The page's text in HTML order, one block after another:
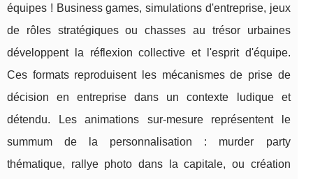
équipes ! Business games, simulations d'entreprise, jeux
de rôles stratégiques ou chasses au trésor urbaines
développent la réflexion collective et l'esprit d'équipe.
Ces formats reproduisent les mécanismes de prise de
décision en entreprise dans un contexte ludique et
détendu. Les animations sur-mesure représentent le
summum de la personnalisation : murder party
thématique, rallye photo dans la capitale, ou création